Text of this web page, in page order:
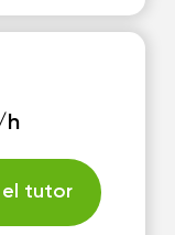
h
tutor